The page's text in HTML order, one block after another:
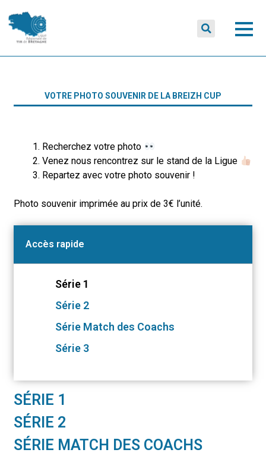
VOTRE PHOTO SOUVENIR DE LA BREIZH CUP
Recherchez votre photo
Venez nous rencontrez sur le stand de la Ligue
Repartez avec votre photo souvenir !
Photo souvenir imprimée au prix de 3€ l’unité.
Accès rapide
Série 1
Série 2
Série Match des Coachs
Série 3
SÉRIE 1
SÉRIE 2
SÉRIE MATCH DES COACHS